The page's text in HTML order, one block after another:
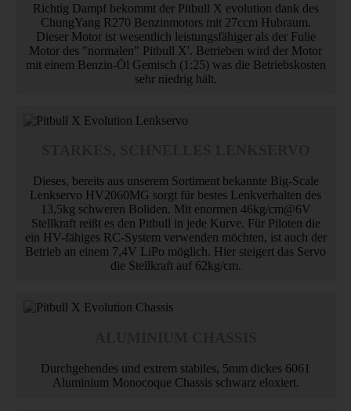
Richtig Dampf bekommt der Pitbull X evolution dank des
ChungYang R270 Benzinmotors mit 27ccm Hubraum.
Dieser Motor ist wesentlich leistungsfähiger als der Fulie
Motor des "normalen" Pitbull X'. Betrieben wird der Motor
mit einem Benzin-Öl Gemisch (1:25) was die Betriebskosten
sehr niedrig hält.
Dieses, bereits aus unserem Sortiment bekannte Big-Scale
Lenkservo HV2060MG sorgt für bestes Lenkverhalten des
13,5kg schweren Boliden. Mit enormen 46kg/cm@6V
Stellkraft reißt es den Pitbull in jede Kurve. Für Piloten die
ein HV-fähiges RC-System verwenden möchten, ist auch der
Betrieb an einem 7,4V LiPo möglich. Hier steigert das Servo
die Stellkraft auf 62kg/cm.
Durchgehendes und extrem stabiles, 5mm dickes 6061
Aluminium Monocoque Chassis schwarz eloxiert.